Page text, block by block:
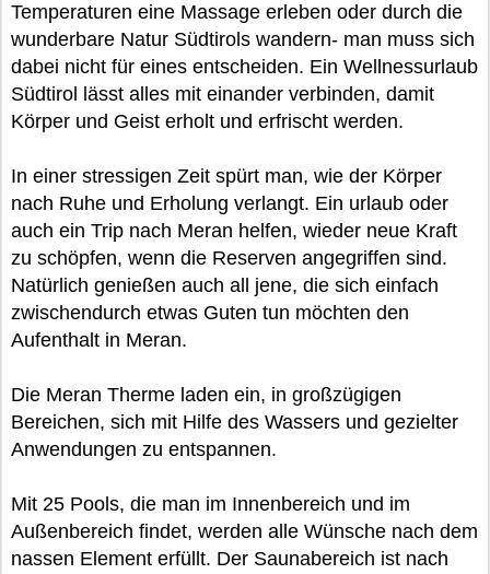
Temperaturen eine Massage erleben oder durch die
wunderbare Natur Südtirols wandern- man muss sich
dabei nicht für eines entscheiden. Ein Wellnessurlaub
Südtirol lässt alles mit einander verbinden, damit
Körper und Geist erholt und erfrischt werden.
In einer stressigen Zeit spürt man, wie der Körper
nach Ruhe und Erholung verlangt. Ein urlaub oder
auch ein Trip nach Meran helfen, wieder neue Kraft
zu schöpfen, wenn die Reserven angegriffen sind.
Natürlich genießen auch all jene, die sich einfach
zwischendurch etwas Guten tun möchten den
Aufenthalt in Meran.
Die Meran Therme laden ein, in großzügigen
Bereichen, sich mit Hilfe des Wassers und gezielter
Anwendungen zu entspannen.
Mit 25 Pools, die man im Innenbereich und im
Außenbereich findet, werden alle Wünsche nach dem
nassen Element erfüllt. Der Saunabereich ist nach